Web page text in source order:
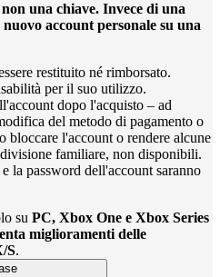
una chiave. Invece di una
account personale su una
restituito né rimborsato.
per il suo utilizzo.
dopo l'acquisto – ad
del metodo di pagamento o
bloccare l'account o rendere alcune
familiare, non disponibili.
la password dell'account saranno
su PC, Xbox One e Xbox Series
miglioramenti delle
S.